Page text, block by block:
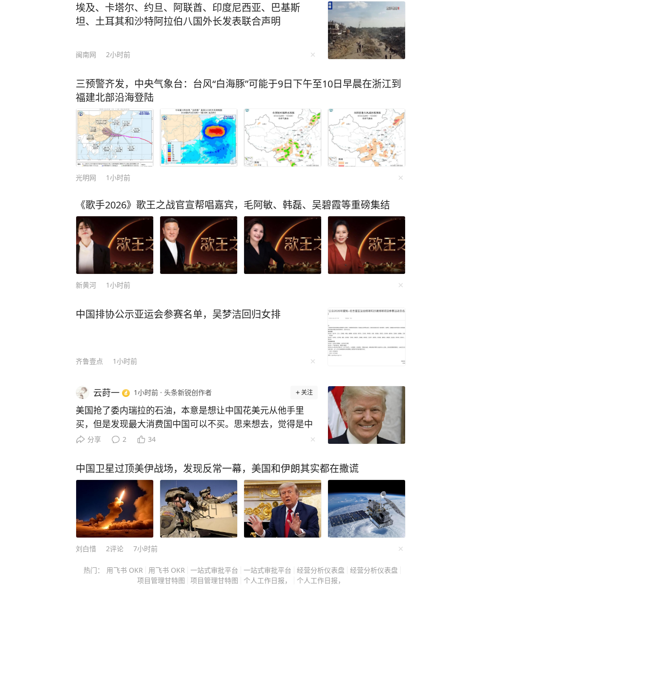
埃及、卡塔尔、约旦、阿联酋、印度尼西亚、巴基斯
坦、土耳其和沙特阿拉伯八国外长发表联合声明
闽南网 2小时前
三预警齐发，中央气象台：台风“白海豚”可能于9日下午至10日早晨在浙江到
福建北部沿海登陆
光明网 1小时前
《歌手2026》歌王之战官宣帮唱嘉宾，毛阿敏、韩磊、吴碧霞等重磅集结
新黄河 1小时前
中国排协公示亚运会参赛名单，吴梦洁回归女排
齐鲁壹点 1小时前
云莳一 1小时前 · 头条新锐创作者 关注
美国抢了委内瑞拉的石油，本意是想让中国花美元从他手里
买，但是发现最大消费国中国可以不买。思来想去，觉得是中
东的原因。然后美国对伊朗战争又重创了海湾国家的石油出
力超出了所有人的想象。 只要中东那几个产油大户还在正常
发货，中国就不会为任何单一来源的石油溢价买单，沙特、伊
拉克、阿联酋，这些传统供应商就像一根根支柱，撑住了中国
石油进口的基本盘，只要这些支柱不倒，任何卖家想抬价，都
只会被晾在一边。 华盛顿的决策层显然读懂了这一层逻辑，
所以接下来发生的事情，几乎是必然的，对伊朗的施压步步升
级，海湾地区的石油出口频频受挫，油轮被扣、航道遇袭、运
这一幕看上去像是地缘政治的老戏码，但本质上，它是美国在
给中国制造一个别无选择的困境。 但中国没有像教科书里写
分享 2 34
中国卫星过顶美伊战场，发现反常一幕，美国和伊朗其实都在撒谎
刘白惜 2评论 7小时前
热门： 用飞书 OKR 用飞书 OKR 一站式审批平台 一站式审批平台 经营分析仪表盘
经营分析仪表盘
项目管理甘特图
项目管理甘特图 个人工作日报， 个人工作日报，